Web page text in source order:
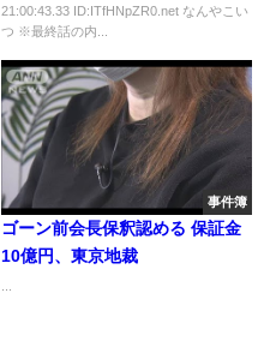
21:00:43.33 ID:ITfHNpZR0.net なんやこい
つ ※最終話の内...
事件簿
ゴーン前会長保釈認める 保証金
10億円、東京地裁